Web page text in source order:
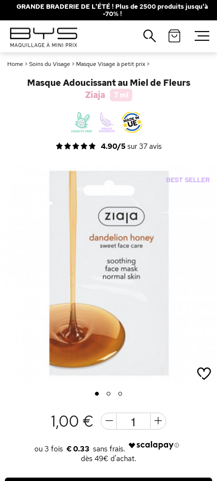
GRANDE BRADERIE DE L'ÉTÉ ! Plus de 2500 produits jusqu'à
-70% !
Home > Soins du Visage > Masque Visage à petit prix >
Masque Adoucissant au Miel de Fleurs
Ziaja
7 ml
4.90/5sur 37avis
1 2 3
1,00 €
€ 0.33
dès 49€ d'achat.
Fermer
Recherches populaires
Mascara
Solaire
Rouge à Lèvres